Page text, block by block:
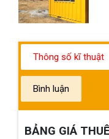
Thông số kĩ thuật
Bình luận
BẢNG GIÁ